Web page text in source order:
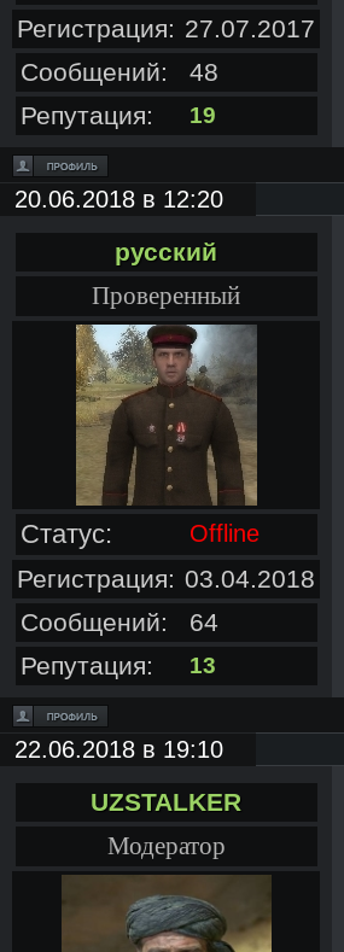
Регистрация: 27.07.2017
Сообщений:
48
Репутация:
19
20.06.2018 в 12:20
русский
Проверенный
Статус: Offline
Регистрация: 03.04.2018
Сообщений:
64
Репутация:
13
22.06.2018 в 19:10
UZSTALKER
Модератор